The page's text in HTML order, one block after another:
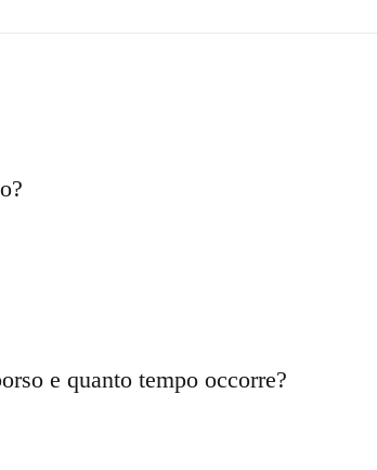
e quanto tempo occorre?